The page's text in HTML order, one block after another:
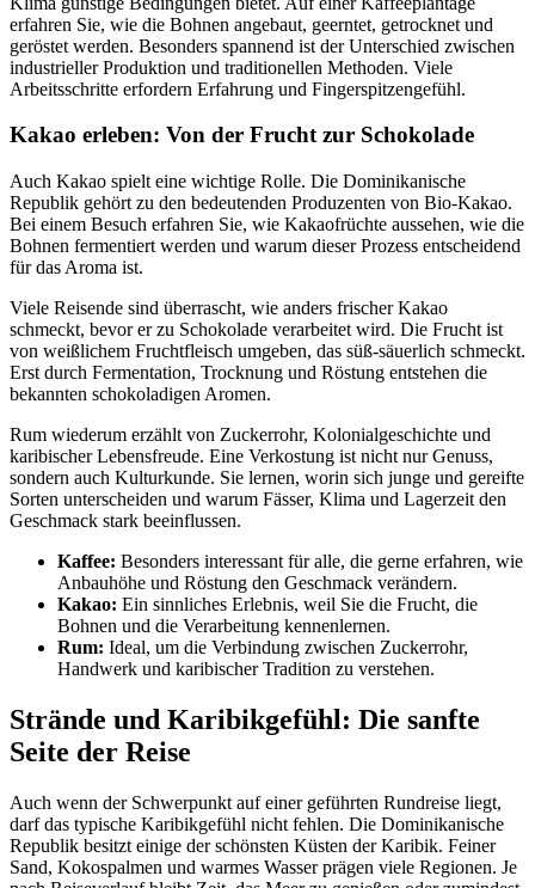
erfahren Sie, wie die Bohnen angebaut, geerntet, getrocknet und
geröstet werden. Besonders spannend ist der Unterschied zwischen
industrieller Produktion und traditionellen Methoden. Viele
Arbeitsschritte erfordern Erfahrung und Fingerspitzengefühl.
Kakao erleben: Von der Frucht zur Schokolade
Auch Kakao spielt eine wichtige Rolle. Die Dominikanische
Republik gehört zu den bedeutenden Produzenten von Bio-Kakao.
Bei einem Besuch erfahren Sie, wie Kakaofrüchte aussehen, wie die
Bohnen fermentiert werden und warum dieser Prozess entscheidend
für das Aroma ist.
Viele Reisende sind überrascht, wie anders frischer Kakao
schmeckt, bevor er zu Schokolade verarbeitet wird. Die Frucht ist
von weißlichem Fruchtfleisch umgeben, das süß-säuerlich schmeckt.
Erst durch Fermentation, Trocknung und Röstung entstehen die
bekannten schokoladigen Aromen.
Rum wiederum erzählt von Zuckerrohr, Kolonialgeschichte und
karibischer Lebensfreude. Eine Verkostung ist nicht nur Genuss,
sondern auch Kulturkunde. Sie lernen, worin sich junge und gereifte
Sorten unterscheiden und warum Fässer, Klima und Lagerzeit den
Geschmack stark beeinflussen.
Kaffee: Besonders interessant für alle, die gerne erfahren, wie
Anbauhöhe und Röstung den Geschmack verändern.
Kakao: Ein sinnliches Erlebnis, weil Sie die Frucht, die
Bohnen und die Verarbeitung kennenlernen.
Rum: Ideal, um die Verbindung zwischen Zuckerrohr,
Handwerk und karibischer Tradition zu verstehen.
Strände und Karibikgefühl: Die sanfte
Seite der Reise
Auch wenn der Schwerpunkt auf einer geführten Rundreise liegt,
darf das typische Karibikgefühl nicht fehlen. Die Dominikanische
Republik besitzt einige der schönsten Küsten der Karibik. Feiner
Sand, Kokospalmen und warmes Wasser prägen viele Regionen. Je